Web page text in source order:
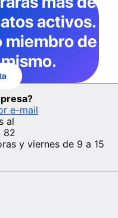
activos.
miembro de
e-mail
al
82
y viernes de 9 a 15